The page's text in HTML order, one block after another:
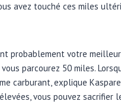
avez touché ces miles
probablement votre
parcourez 50 miles.
carburant, explique
vous pouvez sacrifier